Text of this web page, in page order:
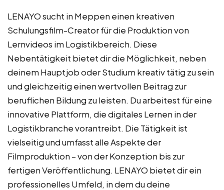
LENAYO sucht in Meppen einen kreativen
Schulungsfilm-Creator für die Produktion von
Lernvideos im Logistikbereich. Diese
Nebentätigkeit bietet dir die Möglichkeit, neben
deinem Hauptjob oder Studium kreativ tätig zu sein
und gleichzeitig einen wertvollen Beitrag zur
beruflichen Bildung zu leisten. Du arbeitest für eine
innovative Plattform, die digitales Lernen in der
Logistikbranche vorantreibt. Die Tätigkeit ist
vielseitig und umfasst alle Aspekte der
Filmproduktion – von der Konzeption bis zur
fertigen Veröffentlichung. LENAYO bietet dir ein
professionelles Umfeld, in dem du deine